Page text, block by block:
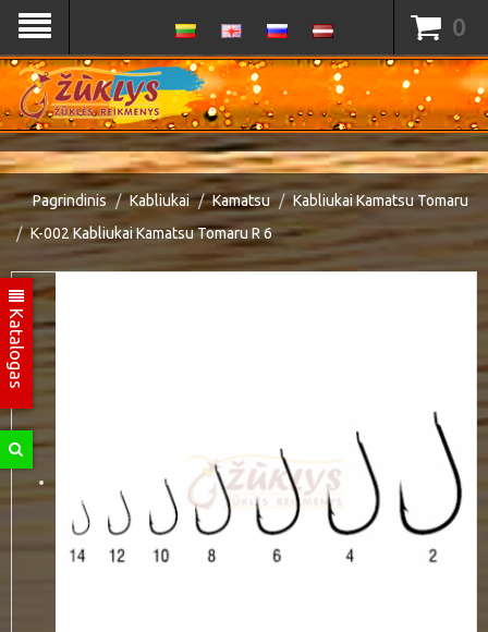
Katalogas
0
Pagrindinis Kabliukai Kamatsu
Kabliukai Kamatsu Tomaru
K-002 Kabliukai Kamatsu Tomaru R 6